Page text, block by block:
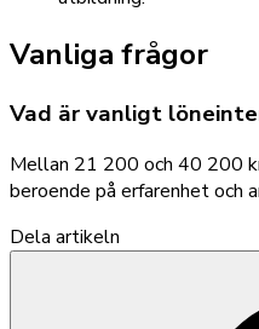
Vanliga frågor
Vad är vanligt
Mellan 21 200 och 40 200
beroende på erfarenhet och
Dela artikeln